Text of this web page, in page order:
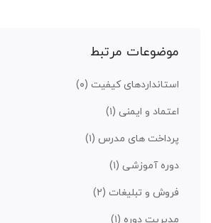
موضوعات مرتبط
استانداردهای کیفیت (۰)
اعتماد و ایمنی (۱)
پرداخت های مدرس (۱)
دوره آموزشی (۱)
فروش و تبلیغات (۲)
مدیریت دوره (۱)